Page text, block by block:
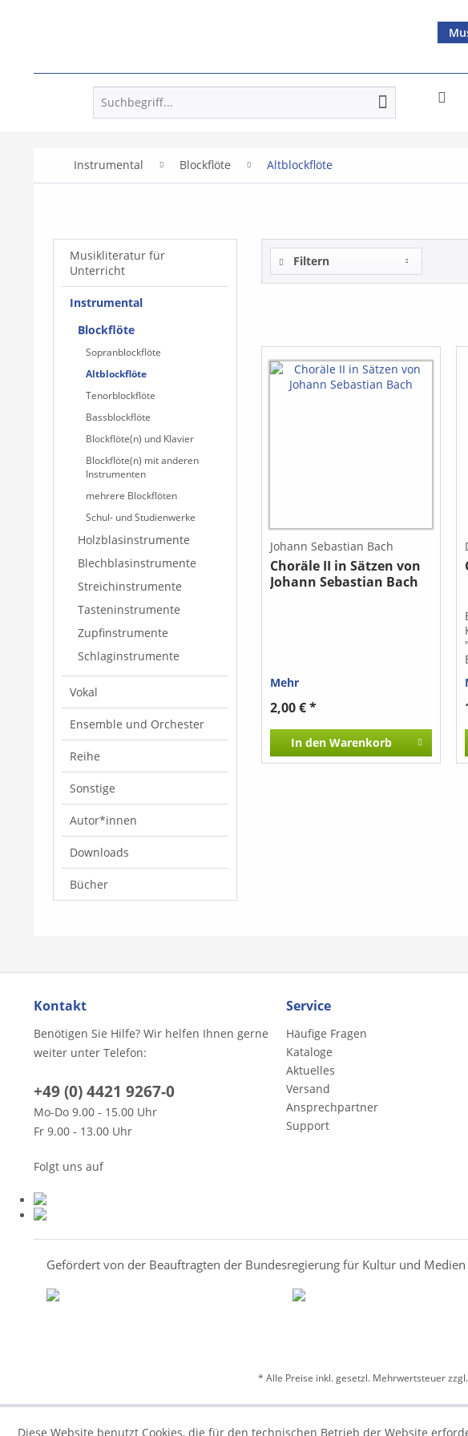
Instrumental Blockflöte Altblockflöte
Musikliteratur für
Unterricht
Instrumental
Blockflöte
Sopranblockflöte
Altblockflöte
Tenorblockflöte
Bassblockflöte
Blockflöte(n) und Klavier
Blockflöte(n) mit anderen
Instrumenten
mehrere Blockflöten
Schul- und Studienwerke
Holzblasinstrumente
Blechblasinstrumente
Streichinstrumente
Tasteninstrumente
Zupfinstrumente
Schlaginstrumente
Vokal
Ensemble und Orchester
Reihe
Sonstige
Autor*innen
Downloads
Bücher
Filtern
Johann Sebastian Bach
Choräle II in Sätzen von
Johann Sebastian Bach
Mehr
2,00 € *
In den Warenkorb
Kontakt
Benötigen Sie Hilfe? Wir helfen Ihnen gerne
weiter unter Telefon:
+49 (0) 4421 9267-0
Mo-Do 9.00 - 15.00 Uhr
Fr 9.00 - 13.00 Uhr
Folgt uns auf
Service
Häufige Fragen
Kataloge
Aktuelles
Versand
Ansprechpartner
Support
Gefördert von der Beauftragten der Bundesregierung für Kultur und Medien
* Alle Preise inkl. gesetzl. Mehrwertsteuer zzgl.
Diese Website benutzt Cookies, die für den technischen Betrieb der Website